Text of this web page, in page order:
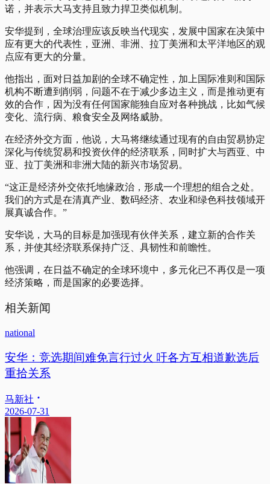
诺，并表示大马支持且致力捍卫类似机制。
安华提到，全球治理应该反映当代现实，发展中国家在决策中
应有更大的代表性，亚洲、非洲、拉丁美洲和太平洋地区的观
点应有更大的分量。
他指出，面对日益加剧的全球不确定性，加上国际准则和国际
机构不断遭到削弱，问题不在于减少多边主义，而是推动更有
效的合作，因为没有任何国家能独自应对各种挑战，比如气候
变化、流行病、粮食安全及网络威胁。
在经济外交方面，他说，大马将继续通过现有的自由贸易协定
深化与传统贸易和投资伙伴的经济联系，同时扩大与西亚、中
亚、拉丁美洲和非洲大陆的新兴市场贸易。
“这正是经济外交依托地缘政治，形成一个理想的组合之处。
我们的方式是在清真产业、数码经济、农业和绿色科技领域开
展真诚合作。”
安华说，大马的目标是加强现有伙伴关系，建立新的合作关
系，并使其经济联系保持广泛、具韧性和前瞻性。
他强调，在日益不确定的全球环境中，多元化已不再仅是一项
经济策略，而是国家的必要选择。
相关新闻
national
安华：竞选期间难免言行过火 吁各方互相道歉选后
重拾关系
马新社
2026-07-31